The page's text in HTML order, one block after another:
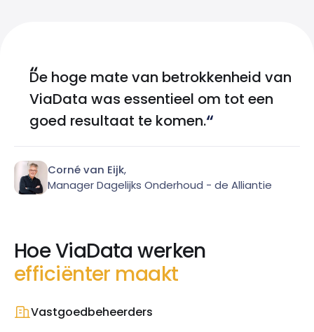
De hoge mate van betrokkenheid van
ViaData was essentieel om tot een
goed resultaat te komen.
Corné van Eijk,
Manager Dagelijks Onderhoud - de Alliantie
Hoe ViaData werken
efficiënter maakt
Vastgoedbeheerders